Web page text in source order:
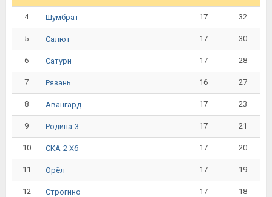
4 Шумбрат 17 32
5 Салют 17 30
6 Сатурн 17 28
7 Рязань 16 27
8 Авангард 17 23
9 Родина-3 17 21
10 СКА-2 Хб 17 20
11 Орёл 17 19
12 Строгино 17 18